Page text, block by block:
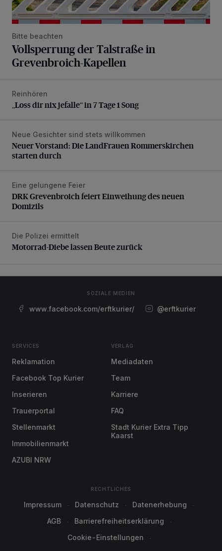
Bitte beachten
Vollsperrung der Talstraße in
Grevenbroich-Kapellen
„Loss dir nix jefalle“ in 7 Tage 1 Song
Reinhören
„Loss dir nix jefalle“ in 7 Tage 1 Song
Neuer Vorstand: Die LandFrauen Rommerskirchen starten
Neue Gesichter sind stets willkommen
Neuer Vorstand: Die LandFrauen Rommerskirchen
starten durch
DRK Grevenbroich feiert Einweihung des neuen Domizils
Eine gelungene Feier
DRK Grevenbroich feiert Einweihung des neuen
Domizils
Motorrad-Diebe lassen Beute zurück
Die Polizei ermittelt
Motorrad-Diebe lassen Beute zurück
SOZIALE MEDIEN
www.facebook.com/erftkurier/ @erftkurier
SERVICES
Reklamation
Facebook Top Kurier
Inserieren
Trauerportal
Stellenmarkt
Immobilienmarkt
AZUBI NRW
VERLAG
Mediadaten
Team
Karriere
FAQ
Stadt Kurier Extra Tipp
Kaarst
RECHTLICHES
Impressum Datenschutz
Datenerhebung
AGB
Barrierefreiheitserklärung
Cookie-Einstellungen